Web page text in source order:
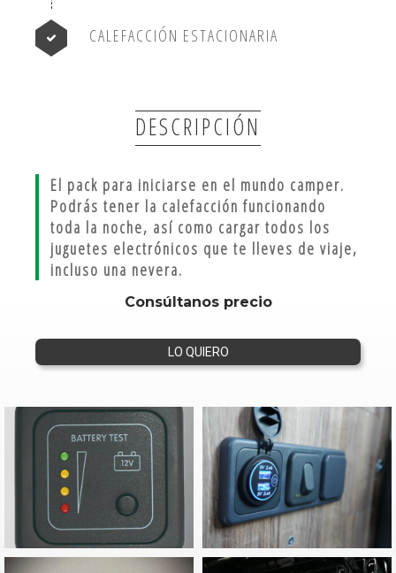
CALEFACCIÓN ESTACIONARIA
DESCRIPCIÓN
El pack para iniciarse en el mundo camper.
Podrás tener la calefacción funcionando
toda la noche, así como cargar todos los
juguetes electrónicos que te lleves de viaje,
incluso una nevera.
Consúltanos precio
LO QUIERO